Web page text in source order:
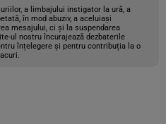
a limbajului instigator la ură, a
în mod abuziv, a aceluiași
mesajului, ci și la suspendarea
ul nostru încurajează dezbaterile
înțelegere și pentru contribuția la o